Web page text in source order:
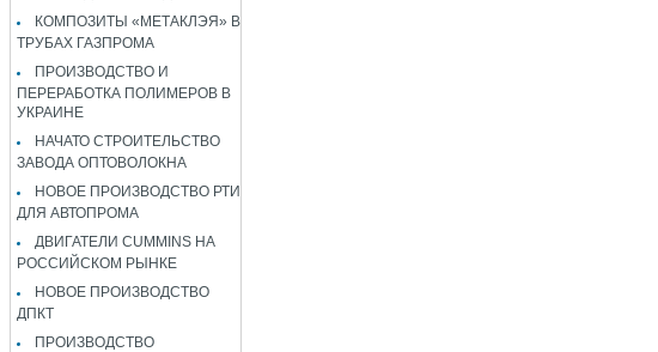
КОМПОЗИТЫ «МЕТАКЛЭЯ» В
ТРУБАХ ГАЗПРОМА
ПРОИЗВОДСТВО И
ПЕРЕРАБОТКА ПОЛИМЕРОВ В
УКРАИНЕ
НАЧАТО СТРОИТЕЛЬСТВО
ЗАВОДА ОПТОВОЛОКНА
НОВОЕ ПРОИЗВОДСТВО РТИ
ДЛЯ АВТОПРОМА
ДВИГАТЕЛИ CUMMINS НА
РОССИЙСКОМ РЫНКЕ
НОВОЕ ПРОИЗВОДСТВО
ДПКТ
ПРОИЗВОДСТВО